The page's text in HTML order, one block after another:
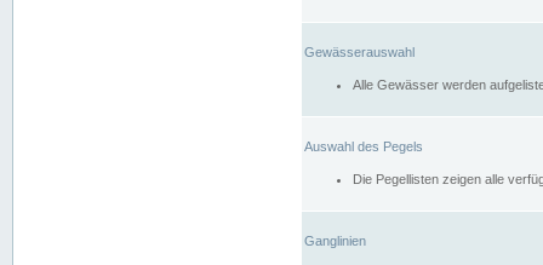
Gewässerauswahl
Alle Gewässer werden
Auswahl des Pegels
Die Pegellisten zeigen alle
Ganglinien